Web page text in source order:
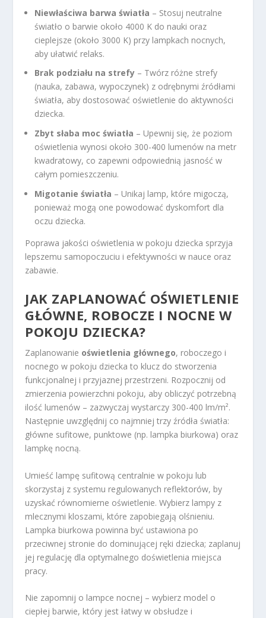
Niewłaściwa barwa światła – Stosuj neutralne
światło o barwie około 4000 K do nauki oraz
cieplejsze (około 3000 K) przy lampkach nocnych,
aby ułatwić relaks.
Brak podziału na strefy – Twórz różne strefy
(nauka, zabawa, wypoczynek) z odrębnymi źródłami
światła, aby dostosować oświetlenie do aktywności
dziecka.
Zbyt słaba moc światła – Upewnij się, że poziom
oświetlenia wynosi około 300-400 lumenów na metr
kwadratowy, co zapewni odpowiednią jasność w
całym pomieszczeniu.
Migotanie światła – Unikaj lamp, które migoczą,
ponieważ mogą one powodować dyskomfort dla
oczu dziecka.
Poprawa jakości oświetlenia w pokoju dziecka sprzyja
lepszemu samopoczuciu i efektywności w nauce oraz
zabawie.
JAK ZAPLANOWAĆ OŚWIETLENIE
GŁÓWNE, ROBOCZE I NOCNE W
POKOJU DZIECKA?
Zaplanowanie oświetlenia głównego, roboczego i
nocnego w pokoju dziecka to klucz do stworzenia
funkcjonalnej i przyjaznej przestrzeni. Rozpocznij od
zmierzenia powierzchni pokoju, aby obliczyć potrzebną
ilość lumenów – zazwyczaj wystarczy 300-400 lm/m².
Następnie uwzględnij co najmniej trzy źródła światła:
główne sufitowe, punktowe (np. lampka biurkowa) oraz
lampkę nocną.
Umieść lampę sufitową centralnie w pokoju lub
skorzystaj z systemu regulowanych reflektorów, by
uzyskać równomierne oświetlenie. Wybierz lampy z
mlecznymi kloszami, które zapobiegają olśnieniu.
Lampka biurkowa powinna być ustawiona po
przeciwnej stronie do dominującej ręki dziecka; zaplanuj
jej regulację dla optymalnego doświetlenia miejsca
pracy.
Nie zapomnij o lampce nocnej – wybierz model o
ciepłej barwie, który jest łatwy w obsłudze i